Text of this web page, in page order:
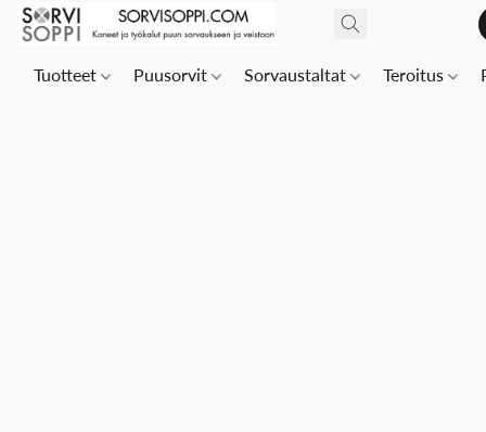
Tuotteet Puusorvit Sorvaustaltat Teroitus